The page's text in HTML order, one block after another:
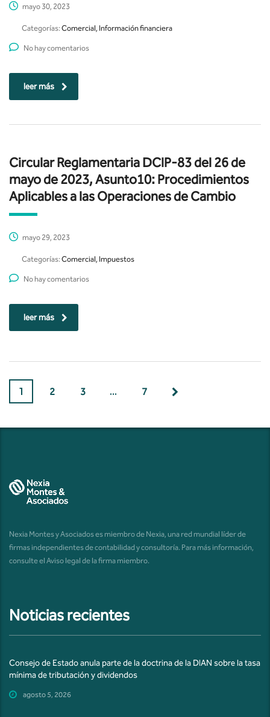
mayo 30, 2023
Categorías: Comercial, Información financiera
No hay comentarios
leer más
Circular Reglamentaria DCIP-83 del 26 de
mayo de 2023, Asunto10: Procedimientos
Aplicables a las Operaciones de Cambio
mayo 29, 2023
Categorías: Comercial, Impuestos
No hay comentarios
leer más
1 2 3 … 7
Nexia Montes y Asociados es miembro de Nexia, una red mundial líder de
firmas independientes de contabilidad y consultoría. Para más información,
consulte el Aviso legal de la firma miembro.
Noticias recientes
Consejo de Estado anula parte de la doctrina de la DIAN sobre la tasa
mínima de tributación y dividendos
agosto 5, 2026